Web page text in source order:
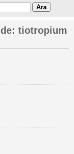
tiotropium